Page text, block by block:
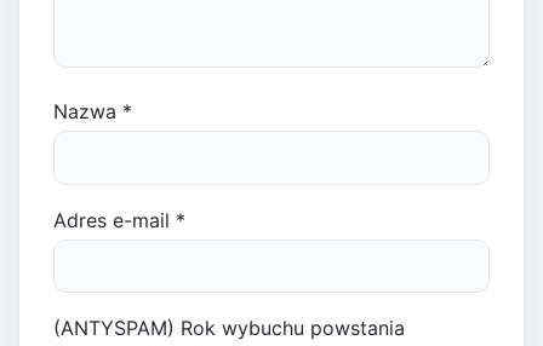
Nazwa *
Adres e-mail *
(ANTYSPAM) Rok wybuchu powstania